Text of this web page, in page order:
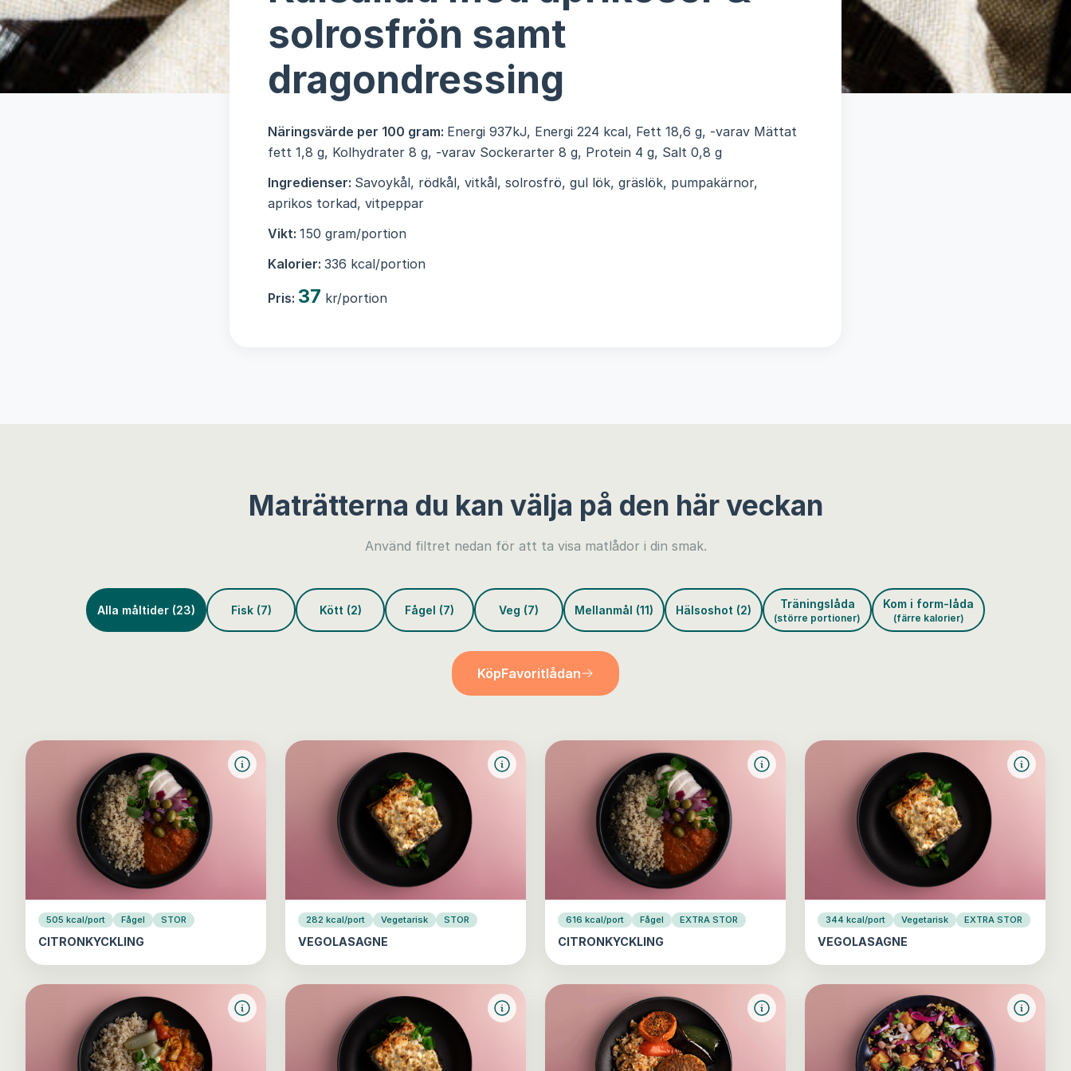
solrosfrön samt
dragondressing
Näringsvärde per 100 gram: Energi 937kJ, Energi 224 kcal, Fett 18,6 g, -varav Mättat
fett 1,8 g, Kolhydrater 8 g, -varav Sockerarter 8 g, Protein 4 g, Salt 0,8 g
Ingredienser: Savoykål, rödkål, vitkål, solrosfrö, gul lök, gräslök, pumpakärnor,
aprikos torkad, vitpeppar
Vikt: 150 gram/portion
Kalorier: 336 kcal/portion
Pris: 37 kr/portion
Maträtterna du kan välja på den här veckan
Använd filtret nedan för att ta visa matlådor i din smak.
Alla måltider (23) Fisk (7) Kött (2) Fågel (7) Veg (7) Mellanmål (11) Hälsoshot (2) Träningslåda
(större portioner)
Kom i form-låda
(färre kalorier)
KöpFavoritlådan
505 kcal/port Fågel STOR
CITRONKYCKLING
282 kcal/port Vegetarisk STOR
VEGOLASAGNE
616 kcal/port Fågel EXTRA STOR
CITRONKYCKLING
344 kcal/port Vegetarisk EXTRA STOR
VEGOLASAGNE